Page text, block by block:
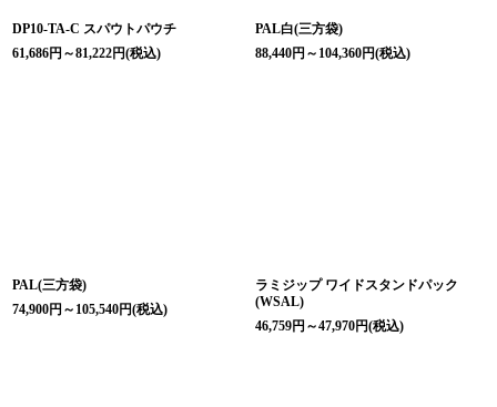
DP10-TA-C スパウトパウチ
61,686円 ～81,222円(税込)
PAL白(三方袋)
88,440円 ～104,360円(税込)
PAL(三方袋)
74,900円 ～105,540円(税込)
ラミジップ ワイドスタンドパック
(WSAL)
46,759円 ～47,970円(税込)